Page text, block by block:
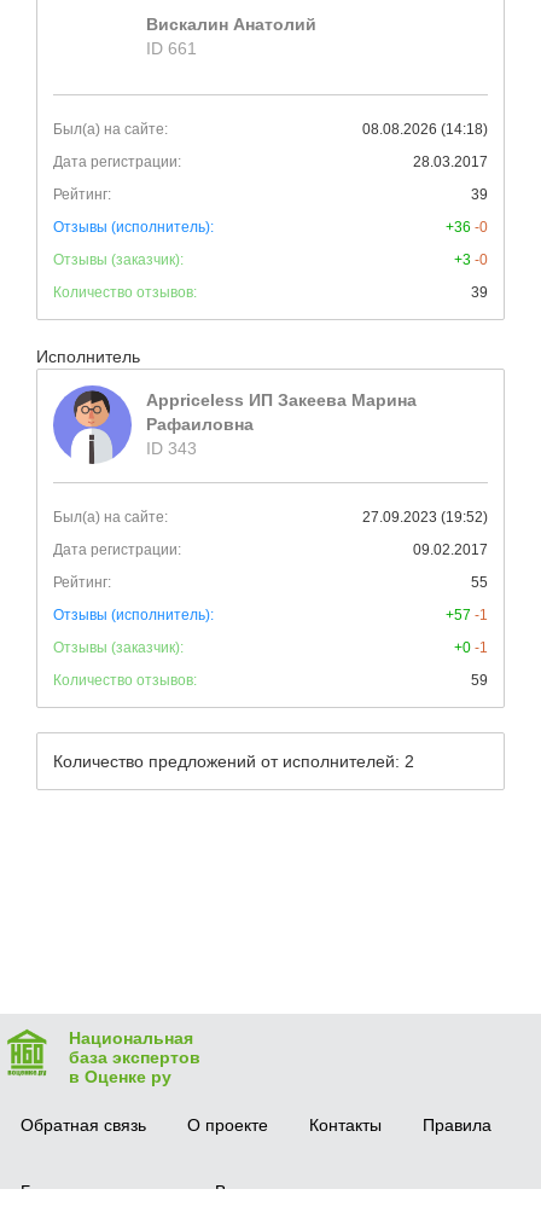
Вискалин Анатолий
ID 661
Был(а) на сайте:
08.08.2026 (14:18)
Дата регистрации:
28.03.2017
Рейтинг:
39
Отзывы (исполнитель):
+36 -0
Отзывы (заказчик):
+3 -0
Количество отзывов:
39
Исполнитель
Appriceless ИП Закеева Марина
Рафаиловна
ID 343
Был(а) на сайте:
27.09.2023 (19:52)
Дата регистрации:
09.02.2017
Рейтинг:
55
Отзывы (исполнитель):
+57 -1
Отзывы (заказчик):
+0 -1
Количество отзывов:
59
Количество предложений от исполнителей: 2
Национальная
база экспертов
в Оценке ру
Обратная связь О проекте Контакты Правила
Безопасная сделка Вопрос-ответ